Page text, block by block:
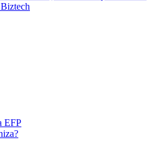
EFP